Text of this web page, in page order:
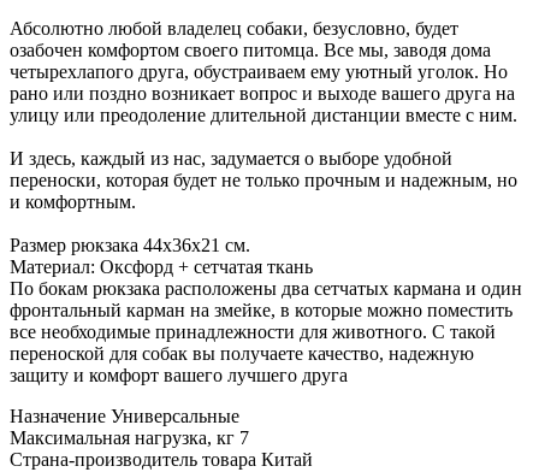
Абсолютно любой владелец собаки, безусловно, будет
озабочен комфортом своего питомца. Все мы, заводя дома
четырехлапого друга, обустраиваем ему уютный уголок. Но
рано или поздно возникает вопрос и выходе вашего друга на
улицу или преодоление длительной дистанции вместе с ним.
И здесь, каждый из нас, задумается о выборе удобной
переноски, которая будет не только прочным и надежным, но
и комфортным.
Размер рюкзака 44х36х21 см.
Материал: Оксфорд + сетчатая ткань
По бокам рюкзака расположены два сетчатых кармана и один
фронтальный карман на змейке, в которые можно поместить
все необходимые принадлежности для животного. С такой
переноской для собак вы получаете качество, надежную
защиту и комфорт вашего лучшего друга
Назначение Универсальные
Максимальная нагрузка, кг 7
Страна-производитель товара Китай